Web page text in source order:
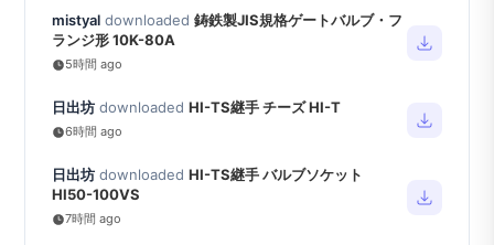
mistyal downloaded 鋳鉄製JIS規格ゲートバルブ・フ
ランジ形 10K-80A
5時間 ago
日出坊 downloaded HI-TS継手 チーズ HI-T
6時間 ago
日出坊 downloaded HI-TS継手 バルブソケット
HI50-100VS
7時間 ago